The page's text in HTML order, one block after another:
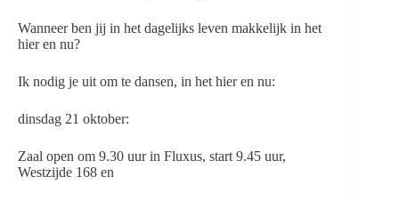
Wanneer ben jij in het dagelijks leven makkelijk in het
hier en nu?
Ik nodig je uit om te dansen, in het hier en nu:
dinsdag 21 oktober:
Zaal open om 9.30 uur in Fluxus, start 9.45 uur,
Westzijde 168 en